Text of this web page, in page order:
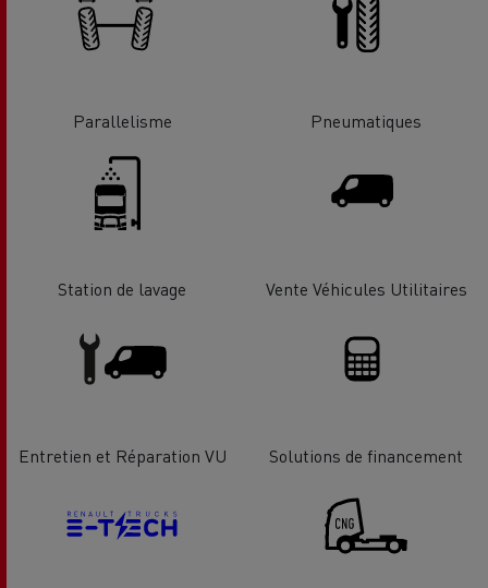
Parallelisme Pneumatiques
Station de lavage Vente Véhicules Utilitaires
Entretien et Réparation VU Solutions de financement